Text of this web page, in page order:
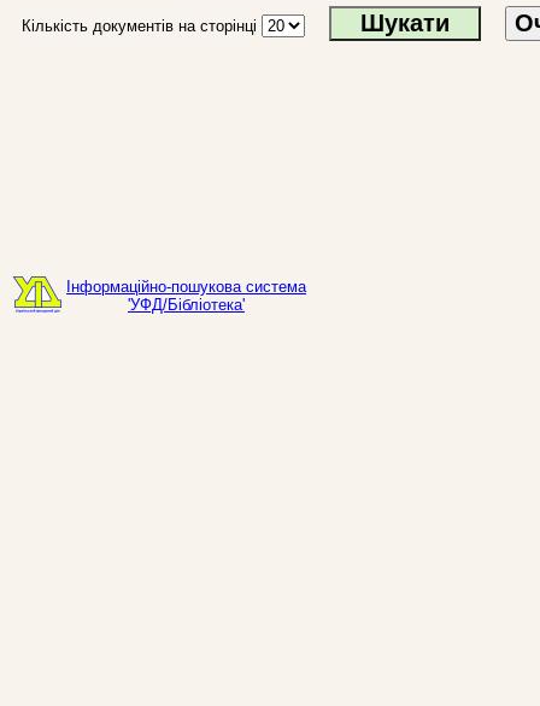
Кількість документів на сторінці
Інформаційно-пошукова система
'УФД/Бібліотека'